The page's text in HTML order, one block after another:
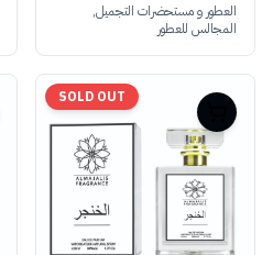
العطور و مستحضرات التجميل,
المجالس للعطور
SOLD OUT